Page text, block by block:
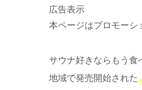
広告表示
本ページはプロモーシ
サウナ好きならもう食
地域で発売開始された